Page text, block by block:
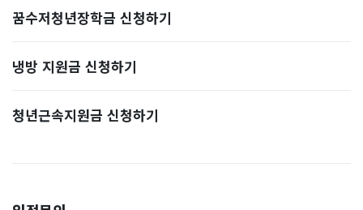
꿈수저청년장학금 신청하기
냉방 지원금 신청하기
청년근속지원금 신청하기